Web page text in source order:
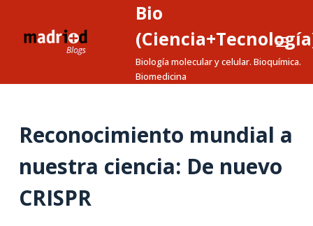
a
n
Bio
Biología molecular y celular. Bioquímica.
Biomedicina
Reconocimiento mundial a
nuestra ciencia: De nuevo
CRISPR